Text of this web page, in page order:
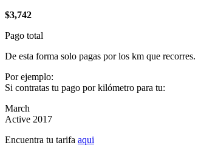
$3,742
Pago total
De esta forma solo pagas por los km que recorres.
Por ejemplo:
Si contratas tu pago por kilómetro para tu:
March
Active 2017
Encuentra tu tarifa aqui